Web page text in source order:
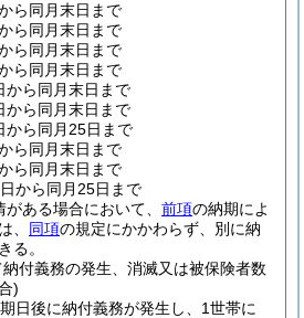
ら同月末日まで
ら同月末日まで
ら同月末日まで
ら同月末日まで
ら同月末日まで
ら同月末日まで
ら同月25日まで
ら同月末日まで
ら同月末日まで
から同月25日まで
ある場合において、 前項の納期によ
、 同項の規定にかかわらず、別に納
る。
付義務の発生、消滅又は被保険者数
)
日後に納付義務が発生し、1世帯に